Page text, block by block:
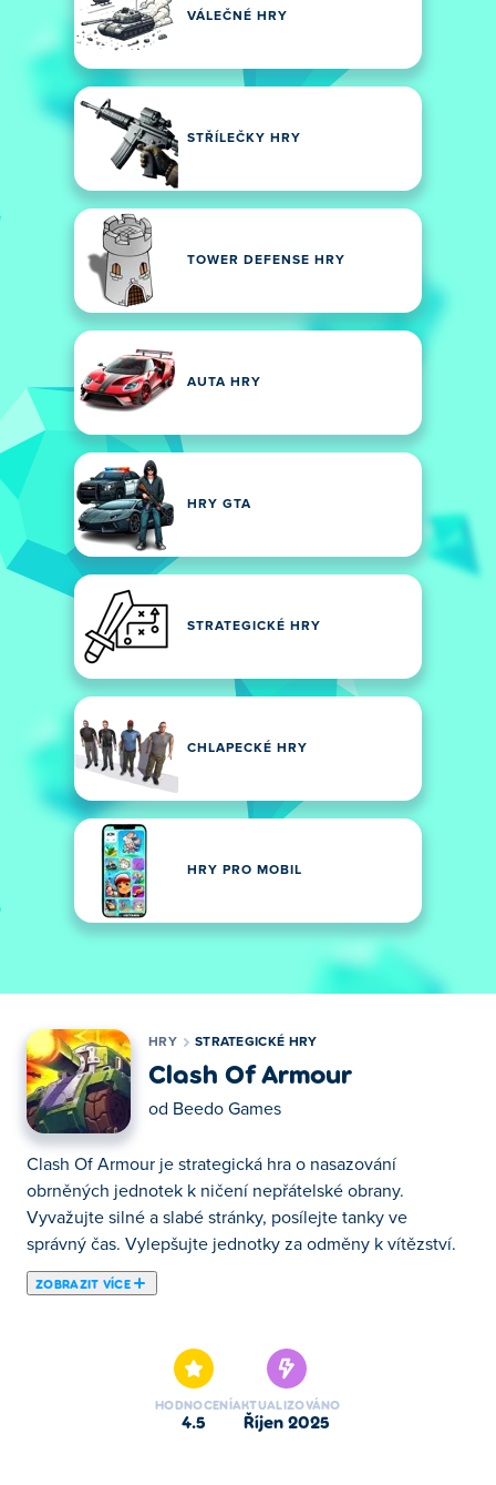
VÁLEČNÉ HRY
STŘÍLEČKY HRY
TOWER DEFENSE HRY
AUTA HRY
HRY GTA
STRATEGICKÉ HRY
CHLAPECKÉ HRY
HRY PRO MOBIL
HRY STRATEGICKÉ HRY
Clash Of Armour
od Beedo Games
Clash Of Armour je strategická hra o nasazování
obrněných jednotek k ničení nepřátelské obrany.
Vyvažujte silné a slabé stránky, posílejte tanky ve
správný čas. Vylepšujte jednotky za odměny k vítězství.
ZOBRAZIT VÍCE
HODNOCENÍ
4.5
AKTUALIZOVÁNO
říjen 2025